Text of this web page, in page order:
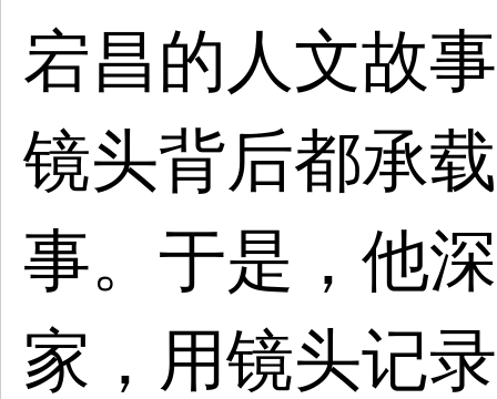
宕昌的人文故
镜头背后都承
事。于是，他
家，用镜头记